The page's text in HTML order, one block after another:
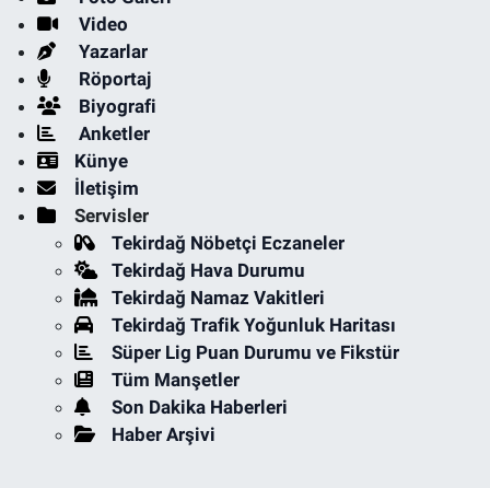
Video
Yazarlar
Röportaj
Biyografi
Anketler
Künye
İletişim
Servisler
Tekirdağ Nöbetçi Eczaneler
Tekirdağ Hava Durumu
Tekirdağ Namaz Vakitleri
Tekirdağ Trafik Yoğunluk Haritası
Süper Lig Puan Durumu ve Fikstür
Tüm Manşetler
Son Dakika Haberleri
Haber Arşivi